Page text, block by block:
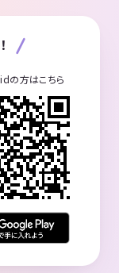
の方はこちら